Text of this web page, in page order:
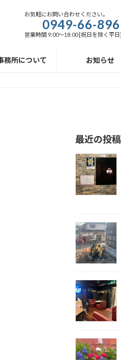
お気軽にお問い合わせください。
0949-66-
営業時間 9:00～18:00 [祝日を除く平日]
務所について お知らせ
最近の投稿